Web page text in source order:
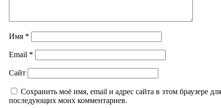
Имя *
Email *
Сайт
Сохранить моё имя, email и адрес сайта в этом браузере для
последующих моих комментариев.